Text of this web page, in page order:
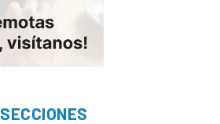
SECCIONES